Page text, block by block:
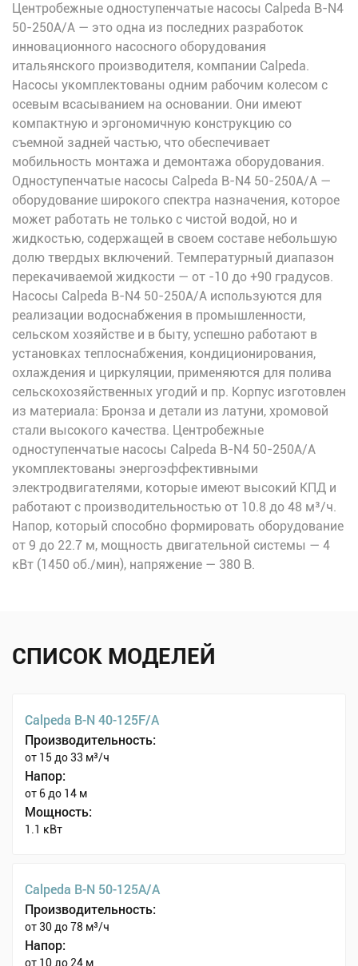
Центробежные одноступенчатые насосы Calpeda B-N4
50-250A/A — это одна из последних разработок
инновационного насосного оборудования
итальянского производителя, компании Calpeda.
Насосы укомплектованы одним рабочим колесом с
осевым всасыванием на основании. Они имеют
компактную и эргономичную конструкцию со
съемной задней частью, что обеспечивает
мобильность монтажа и демонтажа оборудования.
Одноступенчатые насосы Calpeda B-N4 50-250A/A —
оборудование широкого спектра назначения, которое
может работать не только с чистой водой, но и
жидкостью, содержащей в своем составе небольшую
долю твердых включений. Температурный диапазон
перекачиваемой жидкости — от -10 до +90 градусов.
Насосы Calpeda B-N4 50-250A/A используются для
реализации водоснабжения в промышленности,
сельском хозяйстве и в быту, успешно работают в
установках теплоснабжения, кондиционирования,
охлаждения и циркуляции, применяются для полива
сельскохозяйственных угодий и пр. Корпус изготовлен
из материала: Бронза и детали из латуни, хромовой
стали высокого качества. Центробежные
одноступенчатые насосы Calpeda B-N4 50-250A/A
укомплектованы энергоэффективными
электродвигателями, которые имеют высокий КПД и
работают с производительностью от 10.8 до 48 м³/ч.
Напор, который способно формировать оборудование
от 9 до 22.7 м, мощность двигательной системы — 4
кВт (1450 об./мин), напряжение — 380 В.
СПИСОК МОДЕЛЕЙ
Calpeda B-N 40-125F/A
Производительность:
от 15 до 33 м³/ч
Напор:
от 6 до 14 м
Мощность:
1.1 кВт
Calpeda B-N 50-125A/A
Производительность:
от 30 до 78 м³/ч
Напор:
от 10 до 24 м